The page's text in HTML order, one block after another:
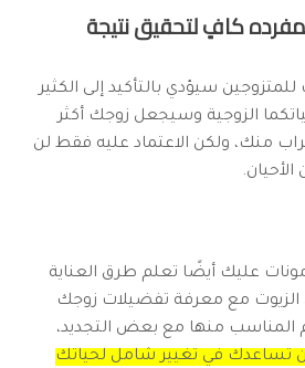
كافٍ لتحقيق نتيجة
سيؤدي بالتأكيد إلى الكثير
الزوجية وسيجعل زوجك أكثر
منك، ولكن الاعتماد عليه فقط لن
عليك أيضًا تعلم طرق العناية
مع معرفة تفضيلات زوجك
المناسب منها مع بعض التجديد،
تساعدك في تغيير شامل لحياتك